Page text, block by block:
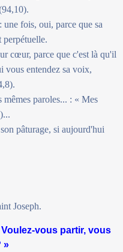
fois, oui, parce que sa
perpétuelle.
cœur, parce que c'est là qu'il
vous entendez sa voix,
paroles... : « Mes
pâturage, si aujourd'hui
Joseph.
vous partir, vous
»